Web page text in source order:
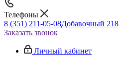
Телефоны
8 (351) 211-05-08Добавочный 218
Заказать звонок
Личный кабинет